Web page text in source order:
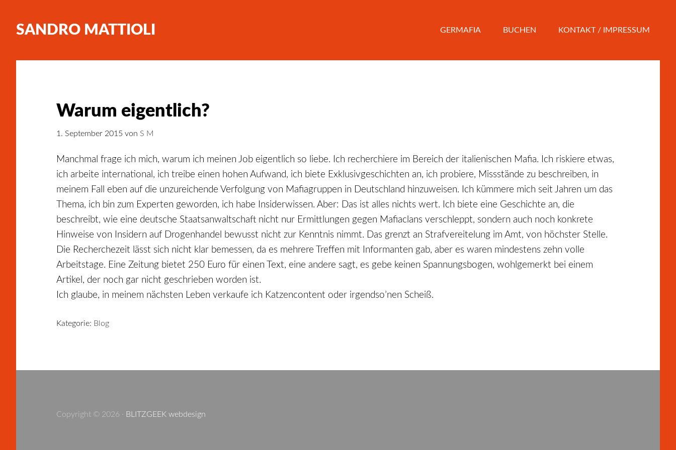
SANDRO MATTIOLI GERMAFIA BUCHEN KONTAKT / IMPRESSUM
Warum eigentlich?
1. September 2015 von S M
Manchmal frage ich mich, warum ich meinen Job eigentlich so liebe. Ich recherchiere im Bereich der italienischen Mafia. Ich riskiere etwas,
ich arbeite international, ich treibe einen hohen Aufwand, ich biete Exklusivgeschichten an, ich probiere, Missstände zu beschreiben, in
meinem Fall eben auf die unzureichende Verfolgung von Mafiagruppen in Deutschland hinzuweisen. Ich kümmere mich seit Jahren um das
Thema, ich bin zum Experten geworden, ich habe Insiderwissen. Aber: Das ist alles nichts wert. Ich biete eine Geschichte an, die
beschreibt, wie eine deutsche Staatsanwaltschaft nicht nur Ermittlungen gegen Mafiaclans verschleppt, sondern auch noch konkrete
Hinweise von Insidern auf Drogenhandel bewusst nicht zur Kenntnis nimmt. Das grenzt an Strafvereitelung im Amt, von höchster Stelle.
Die Recherchezeit lässt sich nicht klar bemessen, da es mehrere Treffen mit Informanten gab, aber es waren mindestens zehn volle
Arbeitstage. Eine Zeitung bietet 250 Euro für einen Text, eine andere sagt, es gebe keinen Spannungsbogen, wohlgemerkt bei einem
Artikel, der noch gar nicht geschrieben worden ist.
Ich glaube, in meinem nächsten Leben verkaufe ich Katzencontent oder irgendso’nen Scheiß.
Kategorie: Blog
Copyright © 2026 · BLITZGEEK webdesign